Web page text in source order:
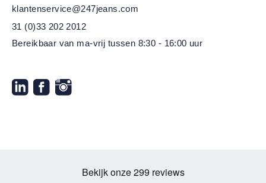
klantenservice@247jeans.com
31 (0)33 202 2012
Bereikbaar van ma-vrij tussen 8:30 - 16:00 uur